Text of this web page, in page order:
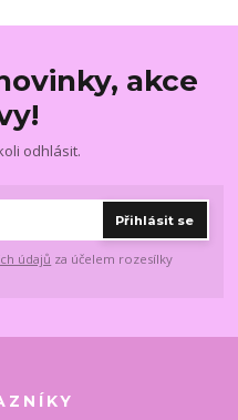
akce
odhlásit.
Přihlásit se
údajů za účelem rozesílky